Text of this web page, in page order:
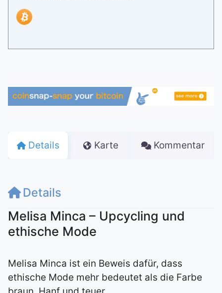
Details Karte Kommentar
Details
Melisa Minca – Upcycling und
ethische Mode
Melisa Minca ist ein Beweis dafür, dass
ethische Mode mehr bedeutet als die Farbe